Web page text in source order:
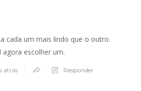
cada um mais lindo que o outro.
agora escolher um.
atrás Responder